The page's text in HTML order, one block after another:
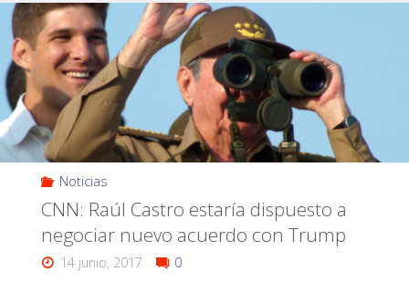
Noticias
CNN: Raúl Castro estaría dispuesto a
negociar nuevo acuerdo con Trump
14 junio, 2017 0